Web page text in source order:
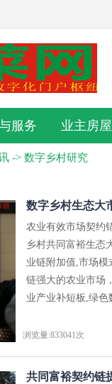
服务 业主房
-> 数字乡村研究
数字乡村生态大
农业有效市场契约
乡村共同富裕生态
业链附加值,市场
链强大的农业市场
业产业补短板,绿色
浏览量:833041次
共同富裕契约链